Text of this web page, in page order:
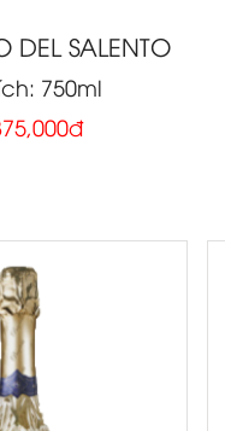
DEL SALENTO
750ml